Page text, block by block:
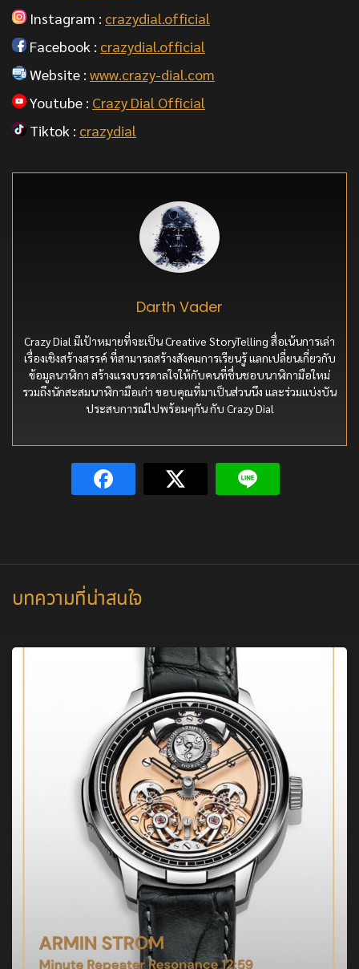
Instagram : crazydial.official
Facebook : crazydial.official
Website : www.crazy-dial.com
Youtube : Crazy Dial Official
Tiktok : crazydial
Darth Vader
Crazy Dial มีเป้าหมายที่จะเป็น Creative StoryTelling สื่อเน้นการเล่า
เรื่องเชิงสร้างสรรค์ ที่สามารถสร้างสังคมการเรียนรู้ แลกเปลี่ยนเกี่ยวกับ
ข้อมูลนาฬิกา สร้างแรงบรรดาลใจให้กับคนที่ชื่นชอบนาฬิกามือใหม่
รวมถึงนักสะสมนาฬิกามือเก่า ขอบคุณที่มาเป็นส่วนนึง และร่วมแบ่งบัน
ประสบการณ์ไปพร้อมๆกัน กับ Crazy Dial
บทความที่น่าสนใจ